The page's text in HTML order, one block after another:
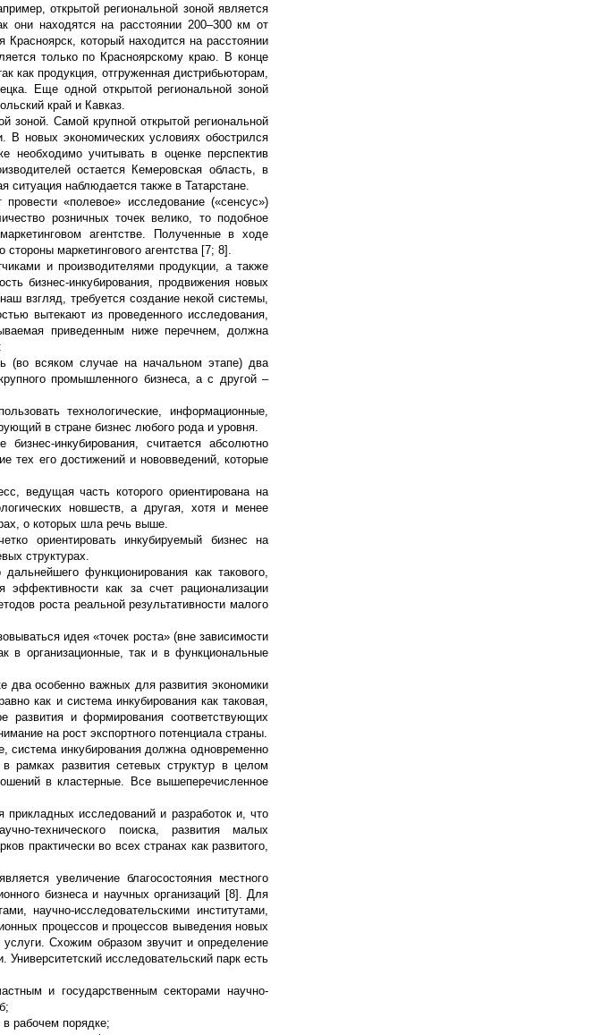
открытой региональной зоной является
они находятся на расстоянии 200–300 км от
который находится на расстоянии
только по Красноярскому краю. В конце
как продукция, отгруженная дистрибьюторам,
Еще одной открытой региональной зоной
край и Кавказ.
зоной. Самой крупной открытой региональной
В новых экономических условиях обострился
необходимо учитывать в оценке перспектив
остается Кемеровская область, в
наблюдается также в Татарстане.
«полевое» исследование («сенсус»)
розничных точек велико, то подобное
агентстве. Полученные в ходе
маркетингового агентства [7; 8].
и производителями продукции, а также
бизнес-инкубирования, продвижения новых
взгляд, требуется создание некой системы,
вытекают из проведенного исследования,
приведенным ниже перечнем, должна
(во всяком случае на начальном этапе) два
промышленного бизнеса, а с другой –
технологические, информационные,
в стране бизнес любого рода и уровня.
инкубирования, считается абсолютно
тех его достижений и нововведений, которые
ведущая часть которого ориентирована на
новшеств, а другая, хотя и менее
о которых шла речь выше.
ориентировать инкубируемый бизнес на
структурах.
функционирования как такового,
эффективности как за счет рационализации
роста реальной результативности малого
идея «точек роста» (вне зависимости
в организационные, так и в функциональные
два особенно важных для развития экономики
как и система инкубирования как таковая,
и формирования соответствующих
на рост экспортного потенциала страны.
инкубирования должна одновременно
рамках развития сетевых структур в целом
в кластерные. Все вышеперечисленное
прикладных исследований и разработок и, что
технического поиска, развития малых
практически во всех странах как развитого,
увеличение благосостояния местного
бизнеса и научных организаций [8]. Для
научно-исследовательскими институтами,
процессов и процессов выведения новых
Схожим образом звучит и определение
исследовательский парк есть
и государственным секторами научно-
рабочем порядке;